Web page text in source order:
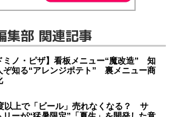
集部 関連記事
ミノ・ピザ】看板メニュー“魔改造” 知
ぞ知る“アレンジポテト” 裏メニュー商
以上で「ビール」売れなくなる？ サ